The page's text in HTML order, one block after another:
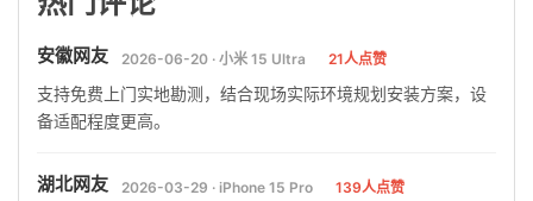
安徽网友 2026-06-20 · 小米 15 Ultra 21人点赞
支持免费上门实地勘测，结合现场实际环境规划安装方案，设
备适配程度更高。
湖北网友 2026-03-29 · iPhone 15 Pro 139人点赞